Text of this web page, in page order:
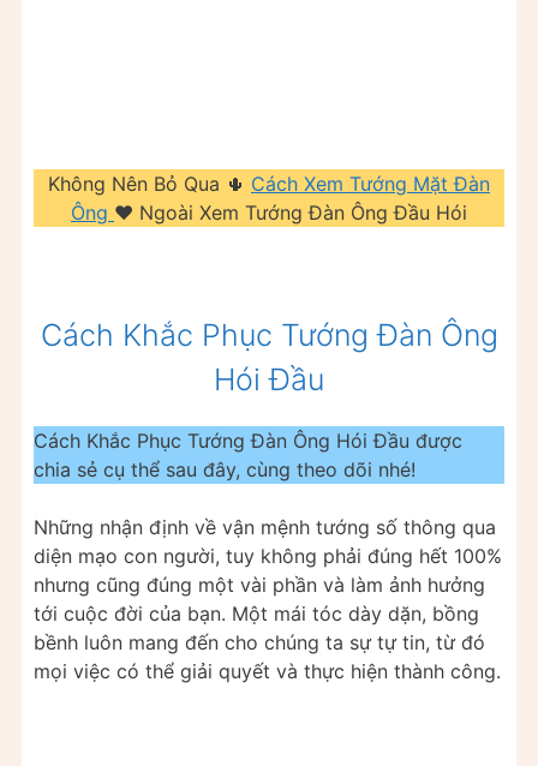
Không Nên Bỏ Qua 🌵 Cách Xem Tướng Mặt Đàn
Ông ❤️️ Ngoài Xem Tướng Đàn Ông Đầu Hói
Cách Khắc Phục Tướng Đàn Ông
Hói Đầu
Cách Khắc Phục Tướng Đàn Ông Hói Đầu được
chia sẻ cụ thể sau đây, cùng theo dõi nhé!
Những nhận định về vận mệnh tướng số thông qua
diện mạo con người, tuy không phải đúng hết 100%
nhưng cũng đúng một vài phần và làm ảnh hưởng
tới cuộc đời của bạn. Một mái tóc dày dặn, bồng
bềnh luôn mang đến cho chúng ta sự tự tin, từ đó
mọi việc có thể giải quyết và thực hiện thành công.